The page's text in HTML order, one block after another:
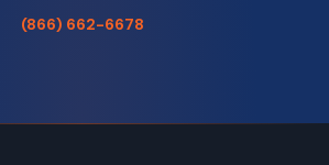
(866) 662-6678